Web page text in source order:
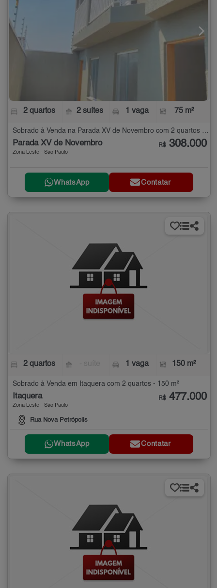
2 quartos 2 suítes 1 vaga 75 m²
Sobrado à Venda na Parada XV de Novembro com 2 quartos - 75 m²
Parada XV de Novembro
Zona Leste - São Paulo
R$ 308.000
WhatsApp Contatar
2 quartos 1 vaga 150 m²
Sobrado à Venda em Itaquera com 2 quartos - 150 m²
Itaquera
Zona Leste - São Paulo
Rua Nova Petrópolis
R$ 477.000
WhatsApp Contatar